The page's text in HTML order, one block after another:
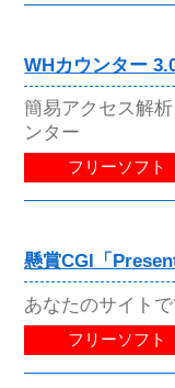
WHカウンター
簡易アクセス解
ンター
フリーソフト
懸賞CGI「
あなたのサイト
フリーソフト